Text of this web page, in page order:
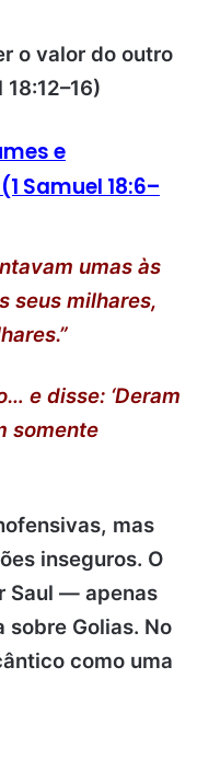
o valor do outro
e
Samuel 18:6–
umas às
seus milhares,
e disse: ‘Deram
somente
mas
inseguros. O
Saul — apenas
Golias. No
como uma